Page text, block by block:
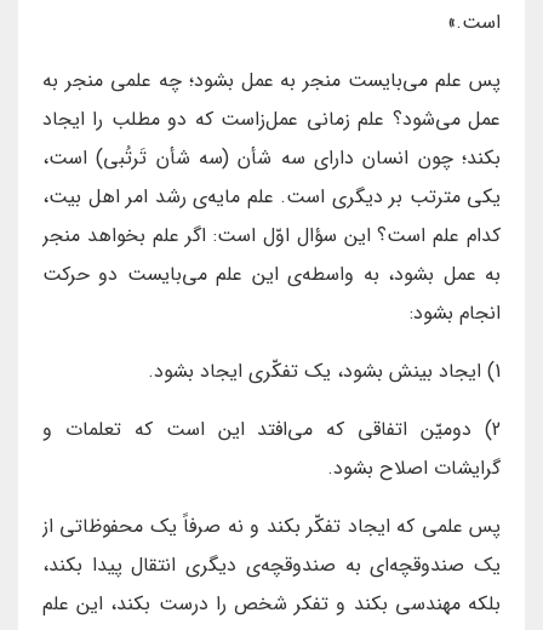
است.»
پس علم می‌بایست منجر به عمل بشود؛ چه علمی منجر به
عمل می‌شود؟ علم زمانی عمل‌زاست که دو مطلب را ایجاد
بکند؛ چون انسان دارای سه شأن (سه شأن تَرتُبی) است،
یکی مترتب بر دیگری است. علم مایه‌ی رشد امر اهل بیت،
کدام علم است؟ این سؤال اوّل است: اگر علم بخواهد منجر
به عمل بشود، به واسطه‌ی این علم می‌بایست دو حرکت
انجام بشود:
1) ایجاد بینش بشود، یک تفکّری ایجاد بشود.
2) دومیّن اتفاقی که می‌افتد این است که تعلمات و
گرایشات اصلاح بشود.
پس علمی که ایجاد تفکّر بکند و نه صرفاً یک محفوظاتی از
یک صندوقچه‌ای به صندوقچه‌ی دیگری انتقال پیدا بکند،
بلکه مهندسی بکند و تفکر شخص را درست بکند، این علم